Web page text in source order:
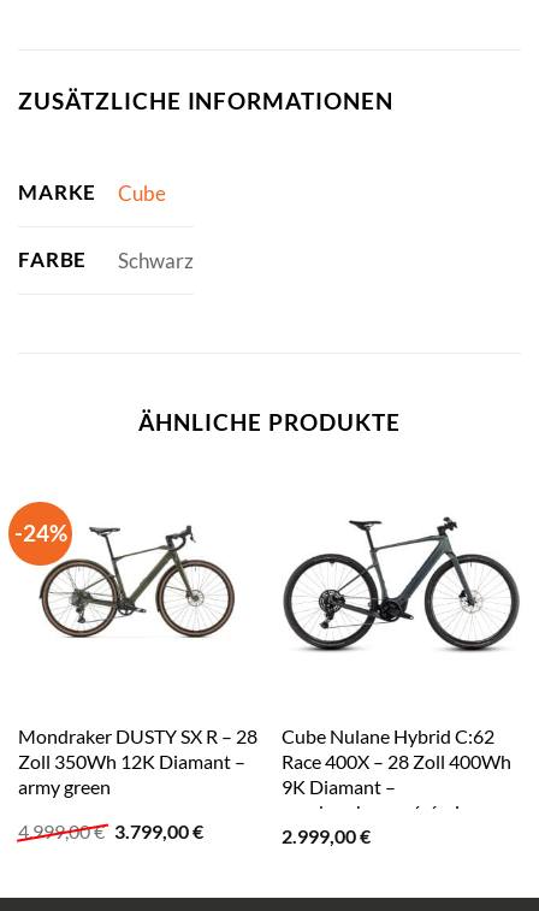
ZUSÄTZLICHE INFORMATIONEN
MARKE Cube
FARBE Schwarz
ÄHNLICHE PRODUKTE
-24%
Mondraker DUSTY SX R – 28
Zoll 350Wh 12K Diamant –
army green
4.999,00€ Ursprünglicher
3.799,00€Aktueller
Cube Nulane Hybrid C:62
Race 400X – 28 Zoll 400Wh
9K Diamant –
sagebrushgreen´n´prism
2.999,00€